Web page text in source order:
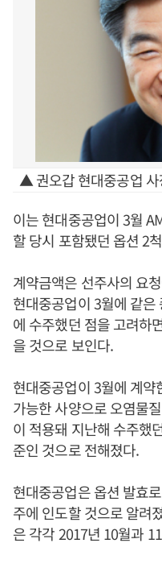
▲ 권오갑 현대중공업 사
이는 현대중공업이 3월
할 당시 포함됐던 옵션 2
계약금액은 선주사의 요
현대중공업이 3월에 같
에 수주했던 점을 고려하
을 것으로 보인다.
현대중공업이 3월에 계
가능한 사양으로 오염물
이 적용돼 지난해 수주했
준인 것으로 전해졌다.
현대중공업은 옵션 발효
주에 인도할 것으로 알려
은 각각 2017년 10월과